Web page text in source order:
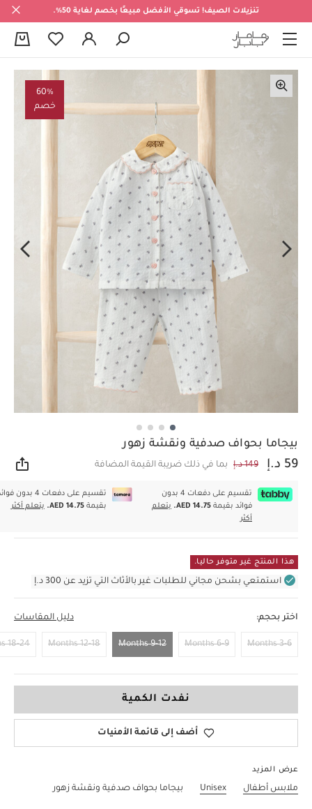
تنزيلات الصيف! تسوقي الأفضل مبيعًا بخصم لغاية 50%.
60%
خصم
بيجاما بحواف صدفية ونقشة زهور
59 د.إ 149 د.إ بما في ذلك ضريبة القيمة المضافة
تقسيم على دفعات 4 بدون
فوائد بقيمة AED 14.75.
يتعلم
أكثر
تقسيم على دفعات 4 بدون
بقيمةAED 14.75. يتعلم أكثر
هذا المنتج غير متوفر حاليا.
استمتعي بشحن مجاني للطلبات غير بالأثاث التي تزيد عن 300 د.إ
اختر بحجم: دليل المقاسات
3-6 Months
6-9 Months
9-12 Months
12-18 Months
18-24 Months
نفدت الكمية
أضف إلى قائمة الأمنيات
عرض المزيد
ملابس أطفال Unisex بيجاما بحواف صدفية ونقشة زهور